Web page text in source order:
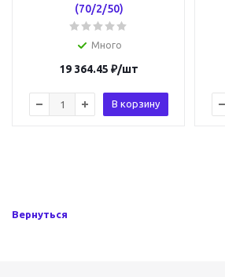
(70/2/50)
Много
19 364.45 ₽/шт
В корзину
Вернуться